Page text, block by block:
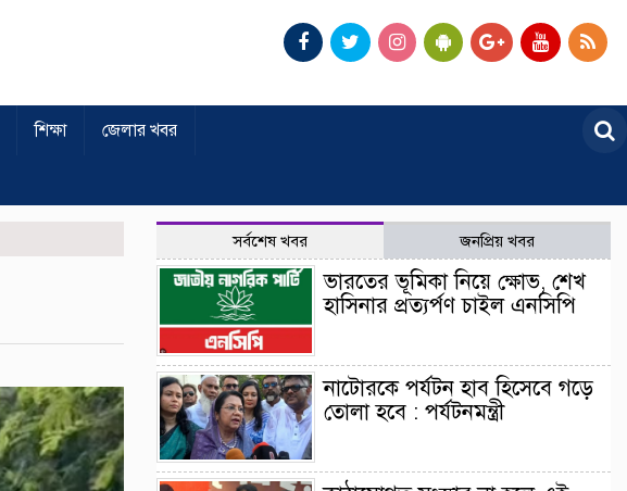
শিক্ষা জেলার খবর
সর্বশেষ খবর জনপ্রিয় খবর
ভারতের ভূমিকা নিয়ে ক্ষোভ, শেখ
হাসিনার প্রত্যর্পণ চাইল এনসিপি
নাটোরকে পর্যটন হাব হিসেবে গড়ে
তোলা হবে : পর্যটনমন্ত্রী